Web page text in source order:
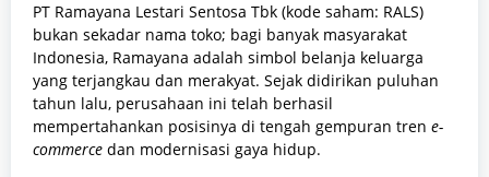
PT Ramayana Lestari Sentosa Tbk (kode saham: RALS)
bukan sekadar nama toko; bagi banyak masyarakat
Indonesia, Ramayana adalah simbol belanja keluarga
yang terjangkau dan merakyat. Sejak didirikan puluhan
tahun lalu, perusahaan ini telah berhasil
mempertahankan posisinya di tengah gempuran tren e-
commerce dan modernisasi gaya hidup.